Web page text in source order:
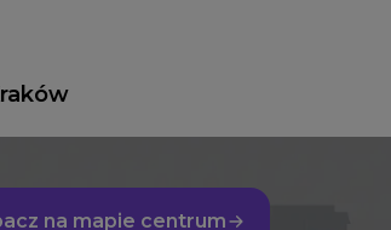
na mapie centrum